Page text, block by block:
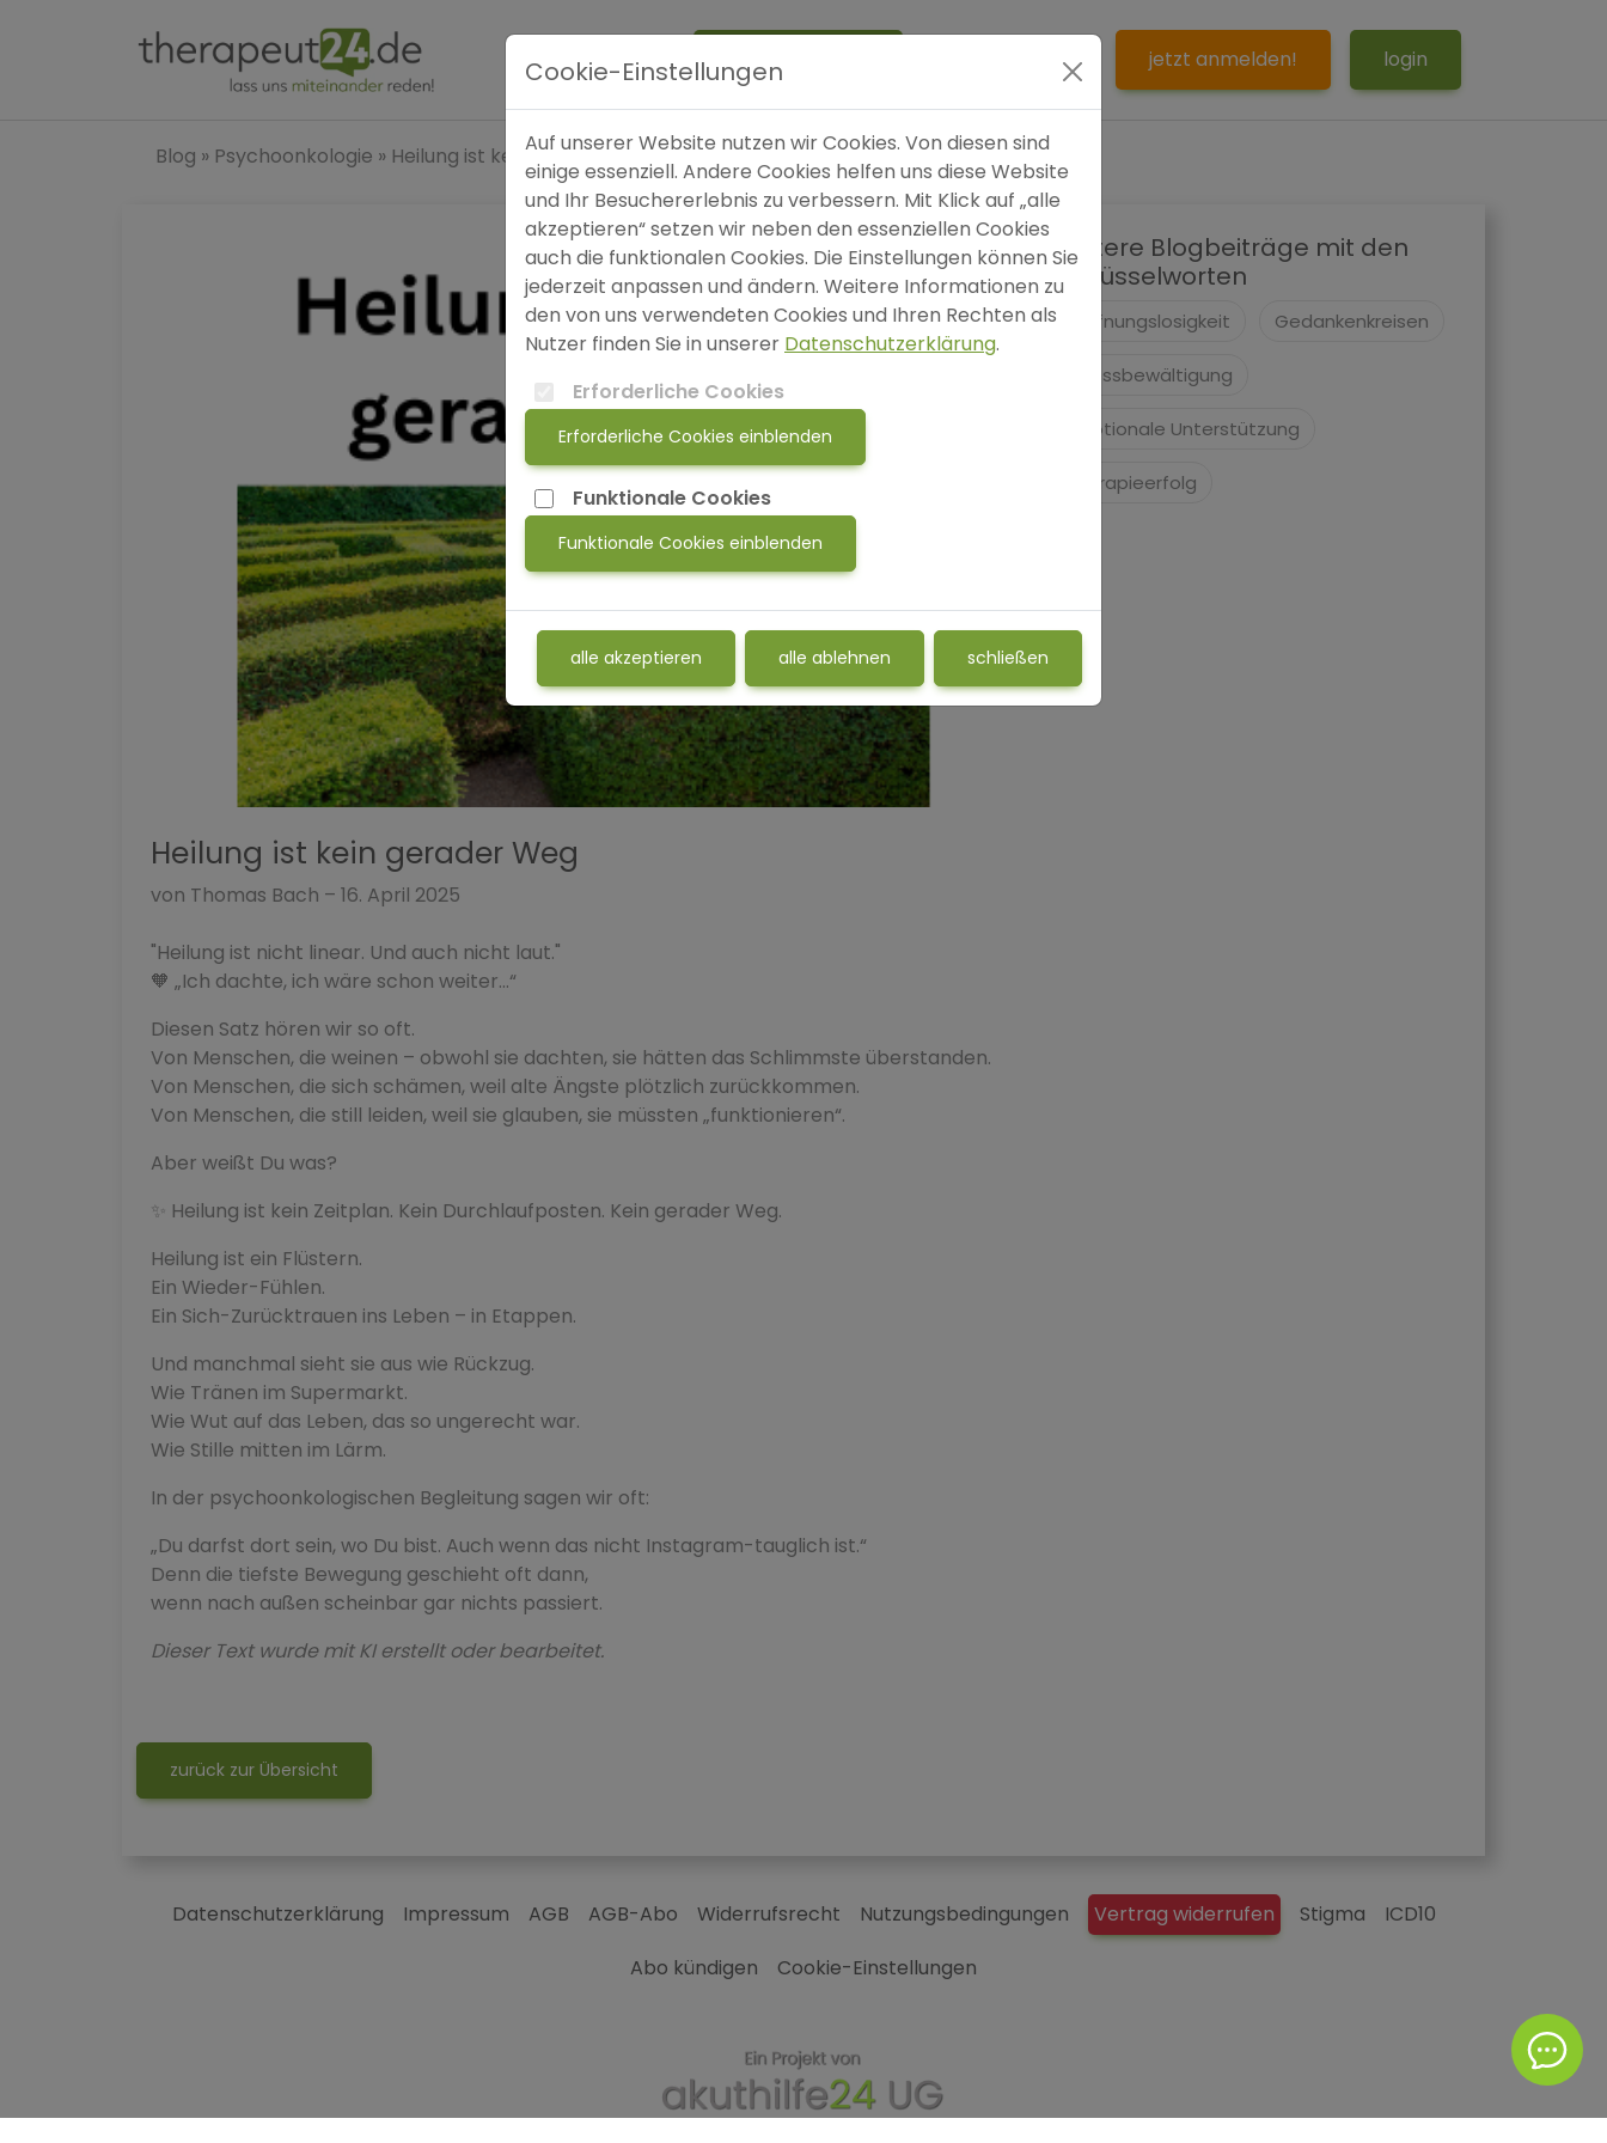
SOS jetzt anmelden! login
Blog » Psychoonkologie » Heilung ist kein gerader Weg
Heilung ist kein gerader Weg
von Thomas Bach – 16. April 2025
"Heilung ist nicht linear. Und auch nicht laut."
🧡 „Ich dachte, ich wäre schon weiter…“
Diesen Satz hören wir so oft.
Von Menschen, die weinen – obwohl sie dachten, sie hätten das Schlimmste überstanden.
Von Menschen, die sich schämen, weil alte Ängste plötzlich zurückkommen.
Von Menschen, die still leiden, weil sie glauben, sie müssten „funktionieren“.
Aber weißt Du was?
✨ Heilung ist kein Zeitplan. Kein Durchlaufposten. Kein gerader Weg.
Heilung ist ein Flüstern.
Ein Wieder-Fühlen.
Ein Sich-Zurücktrauen ins Leben – in Etappen.
Und manchmal sieht sie aus wie Rückzug.
Wie Tränen im Supermarkt.
Wie Wut auf das Leben, das so ungerecht war.
Wie Stille mitten im Lärm.
In der psychoonkologischen Begleitung sagen wir oft:
„Du darfst dort sein, wo Du bist. Auch wenn das nicht Instagram-tauglich ist.“
Denn die tiefste Bewegung geschieht oft dann,
wenn nach außen scheinbar gar nichts passiert.
Dieser Text wurde mit KI erstellt oder bearbeitet.
Weitere Blogbeiträge mit den
Schlüsselworten
Hoffnungslosigkeit Gedankenkreisen
Stressbewältigung
Emotionale Unterstützung
Therapieerfolg
zurück zur Übersicht
Datenschutzerklärung Impressum AGB AGB-Abo Widerrufsrecht Nutzungsbedingungen Vertrag widerrufen Stigma
ICD10
Abo kündigen
Cookie-Einstellungen
Cookie-Einstellungen
Auf unserer Website nutzen wir Cookies. Von diesen sind
einige essenziell. Andere Cookies helfen uns diese Website
und Ihr Besuchererlebnis zu verbessern. Mit Klick auf „alle
akzeptieren“ setzen wir neben den essenziellen Cookies
auch die funktionalen Cookies. Die Einstellungen können Sie
jederzeit anpassen und ändern. Weitere Informationen zu
den von uns verwendeten Cookies und Ihren Rechten als
Nutzer finden Sie in unserer Datenschutzerklärung.
Erforderliche Cookies
Erforderliche Cookies einblenden
Funktionale Cookies
Funktionale Cookies einblenden
alle akzeptieren alle ablehnen schließen